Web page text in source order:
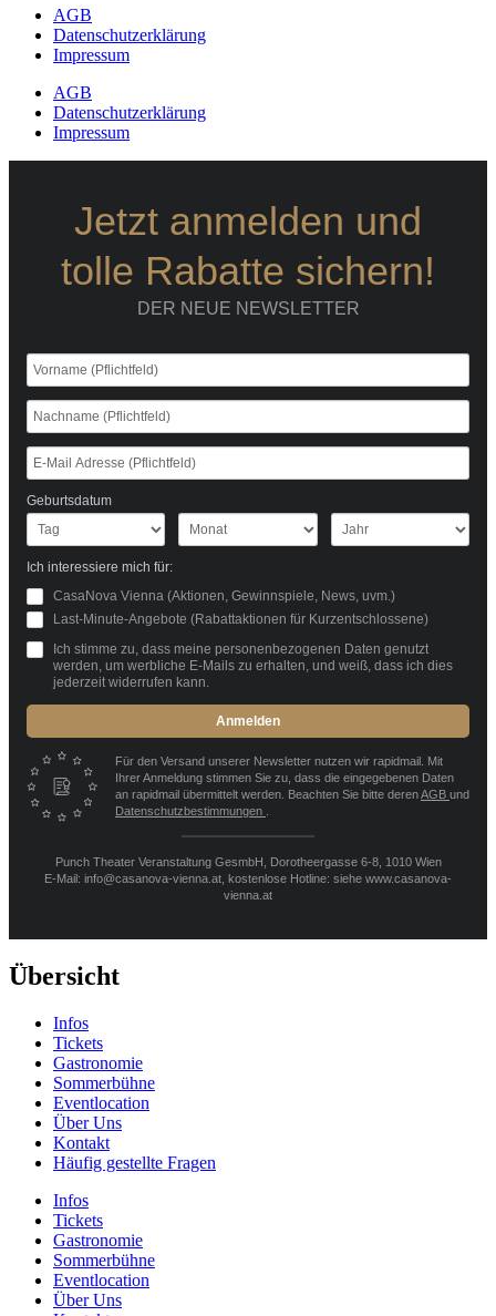
AGB
Datenschutzerklärung
Impressum
AGB
Datenschutzerklärung
Impressum
Jetzt anmelden und
tolle Rabatte sichern!
DER NEUE NEWSLETTER
Geburtsdatum
Ich interessiere mich für:
CasaNova Vienna (Aktionen, Gewinnspiele, News, uvm.)
Last-Minute-Angebote (Rabattaktionen für Kurzentschlossene)
Ich stimme zu, dass meine personenbezogenen Daten genutzt
werden, um werbliche E-Mails zu erhalten, und weiß, dass ich dies
jederzeit widerrufen kann.
Anmelden
Für den Versand unserer Newsletter nutzen wir rapidmail. Mit
Ihrer Anmeldung stimmen Sie zu, dass die eingegebenen Daten
an rapidmail übermittelt werden. Beachten Sie bitte derenAGB und
Datenschutzbestimmungen
Punch Theater Veranstaltung GesmbH, Dorotheergasse 6-8, 1010 Wien
E-Mail: info@casanova-vienna.at, kostenlose Hotline: siehe www.casanova-
vienna.at
Übersicht
Infos
Tickets
Gastronomie
Sommerbühne
Eventlocation
Über Uns
Kontakt
Häufig gestellte Fragen
Infos
Tickets
Gastronomie
Sommerbühne
Eventlocation
Über Uns